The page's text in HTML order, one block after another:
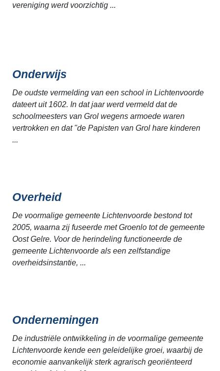
vereniging werd voorzichtig ...
Onderwijs
De oudste vermelding van een school in Lichtenvoorde
dateert uit 1602. In dat jaar werd vermeld dat de
schoolmeesters van Grol wegens armoede waren
vertrokken en dat "de Papisten van Grol hare kinderen
...
Overheid
De voormalige gemeente Lichtenvoorde bestond tot
2005, waarna zij fuseerde met Groenlo tot de gemeente
Oost Gelre. Voor de herindeling functioneerde de
gemeente Lichtenvoorde als een zelfstandige
overheidsinstantie, ...
Ondernemingen
De industriële ontwikkeling in de voormalige gemeente
Lichtenvoorde kende een geleidelijke groei, waarbij de
economie aanvankelijk sterk agrarisch georiënteerd